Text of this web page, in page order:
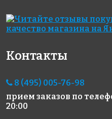
2334 руб./м²
Rose WA 11
327x327
1224
Rose A
Контакты
8 (495) 005-76-98
прием заказов по
20:00